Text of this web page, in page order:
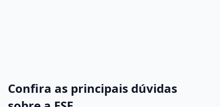
Confira as principais dúvidas